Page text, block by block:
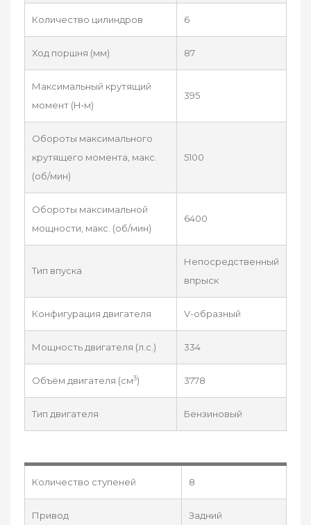
Количество цилиндров 6
Ход поршня (мм) 87
Максимальный крутящий
момент (Н•м)
395
Обороты максимального
крутящего момента, макс.
(об/мин)
5100
Обороты максимальной
мощности, макс. (об/мин)
6400
Тип впуска
Непосредственный
впрыск
Конфигурация двигателя V-образный
Мощность двигателя (л.с.) 334
Объём двигателя (см3) 3778
Тип двигателя Бензиновый
Количество ступеней 8
Привод Задний